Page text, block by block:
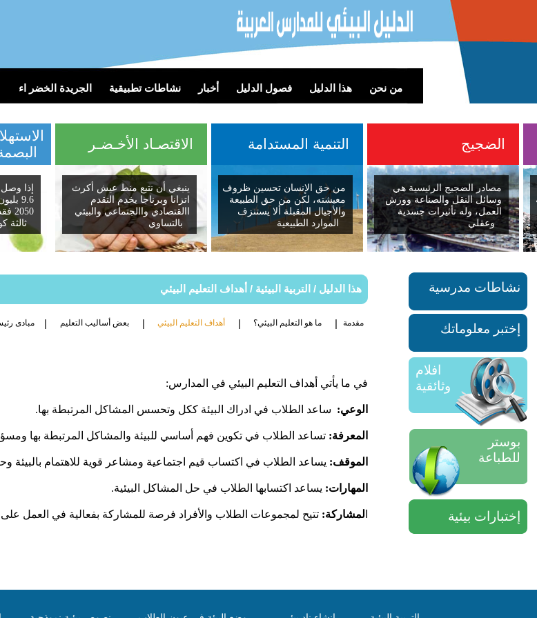
من نحن هذا الدليل فصول الدليل أخبار نشاطات تطبيقية الجريدة الخضر اء
البصمة
إذا وصل
9.6
2050
ثالثة
الاقتصـاد الأخـضـر
ينبغي أن نتبع منط عيش أكرث
اتزانا وبرناجا يخدم التقدم
االقتصادي واالجتماعي والبيئي
بالتساوي
التنمية المستدامة
من حق الإنسان تحسين ظروف
معيشته، لكن من حق الطبيعة
والأجيال المقبلة ألا يستنزف
الموارد الطبيعية
الضجيج
مصادر الضجيج الرئيسية هي
وسائل النقل والصناعة وورش
العمل، وله تأثيرات جسدية
وعقلي
هذا الدليل / التربية البيئية / أهداف التعليم البيئي
مقدمة | ما هو التعليم البيئي؟ | أهداف التعليم البيئي | بعض أساليب التعليم | مبادى
في ما يأتي أهداف التعليم البيئي في المدارس:
الوعي: ساعد الطلاب في ادراك البيئة ككل وتحسس المشاكل المرتبطة بها.
المعرفة: تساعد الطلاب في تكوين فهم أساسي للبيئة والمشاكل المرتبطة بها
الموقف: يساعد الطلاب في اكتساب قيم اجتماعية ومشاعر قوية للاهتمام بالبيئة
المهارات: يساعد اكتسابها الطلاب في حل المشاكل البيئية.
لمشاركة: تتيح لمجموعات الطلاب والأفراد فرصة للمشاركة بفعالية في العمل على
نشاطات مدرسية
إختبر معلوماتك
افلام
وثائقية
بوستر
للطباعة
إختبارات بيئية